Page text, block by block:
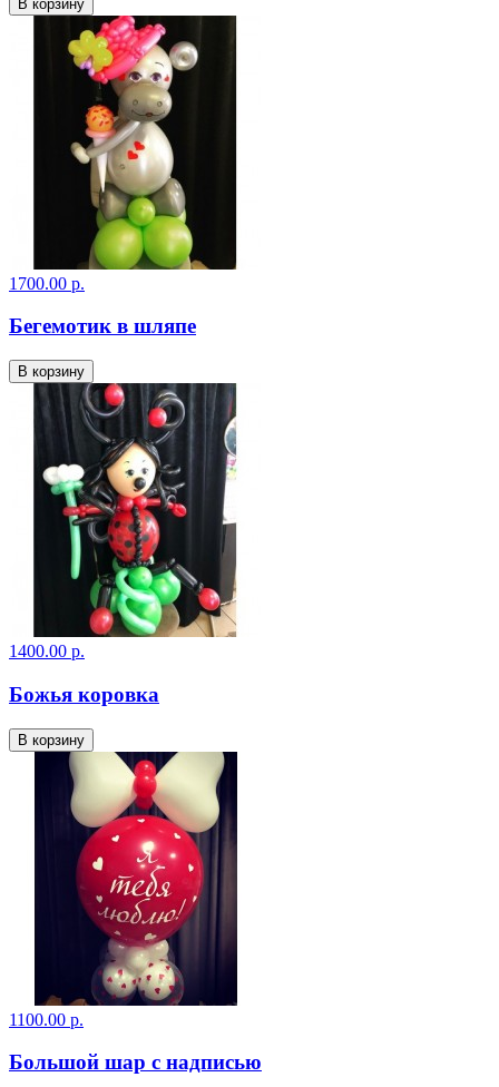
В корзину
1700.00 р.
Бегемотик в шляпе
В корзину
1400.00 р.
Божья коровка
В корзину
1100.00 р.
Большой шар с надписью